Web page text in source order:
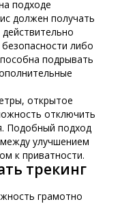
подходе
должен получать
либо
подрывать
открытое
отключить
Подобный подход
улучшением
к приватности.
трекинг
грамотно